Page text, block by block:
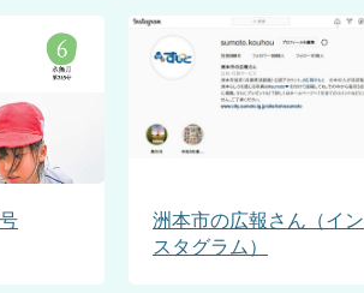
洲本市の広報さん（イン
スタグラム）